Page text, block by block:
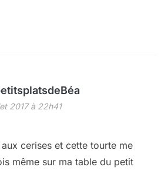
2017 à 22h41
aux cerises et cette tourte me
même sur ma table du petit